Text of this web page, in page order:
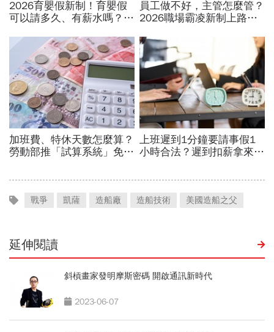
戰爭 凱薩 造船廠 造船技術 美國造船之父
延伸閱讀
斜槓畫家發明摩斯密碼 開啟通訊新時代
2023-06-07